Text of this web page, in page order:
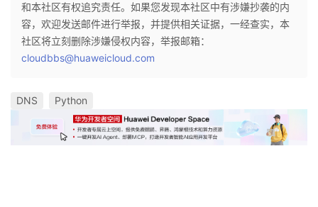
和本社区有权追究责任。如果您发现本社区中有涉嫌抄袭的内
容，欢迎发送邮件进行举报，并提供相关证据，一经查实，本
社区将立刻删除涉嫌侵权内容，举报邮箱：
cloudbbs@huaweicloud.com
DNS Python